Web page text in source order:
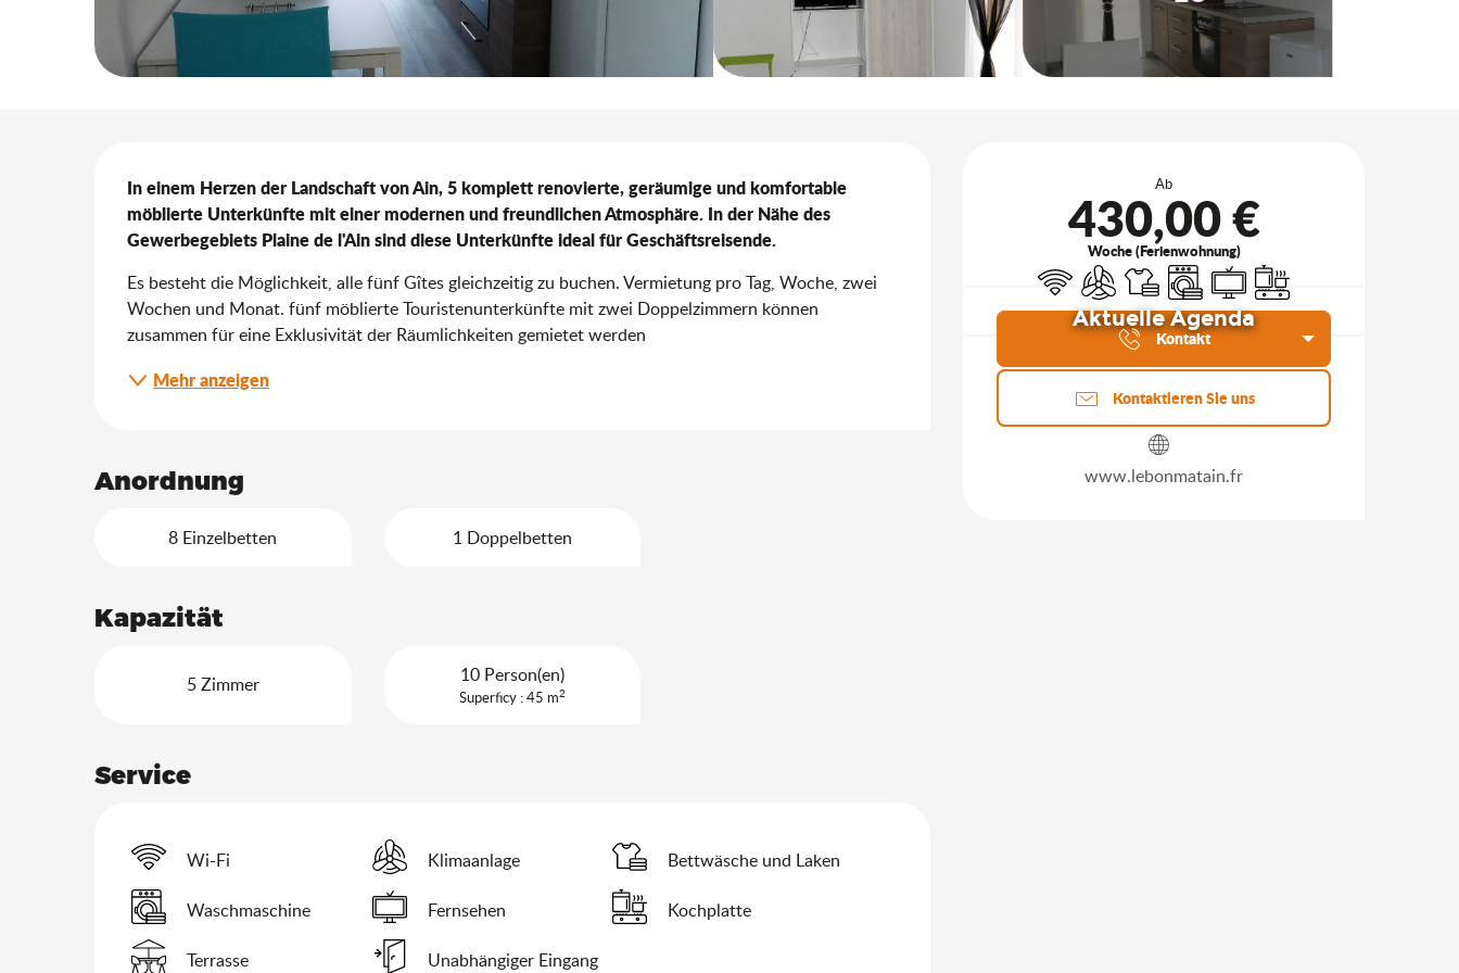
Ab
430,00 €
Woche (Ferienwohnung)
Wi-Fi KlimaanlageBettwäsche und Laken
Waschmaschine
FernsehenKochplatte
Aktuelle Agenda
Kontakt
Kontaktieren Sie uns
www.lebonmatain.fr
In einem Herzen der Landschaft von Ain, 5 komplett renovierte, geräumige und komfortable
möblierte Unterkünfte mit einer modernen und freundlichen Atmosphäre. In der Nähe des
Gewerbegebiets Plaine de l'Ain sind diese Unterkünfte ideal für Geschäftsreisende.
Es besteht die Möglichkeit, alle fünf Gîtes gleichzeitig zu buchen. Vermietung pro Tag, Woche, zwei
Wochen und Monat. fünf möblierte Touristenunterkünfte mit zwei Doppelzimmern können
zusammen für eine Exklusivität der Räumlichkeiten gemietet werden
Mehr anzeigen
Anordnung
8 Einzelbetten 1 Doppelbetten
Kapazität
5 Zimmer 10 Person(en)
Superficy : 45 m2
Service
Wi-Fi Klimaanlage Bettwäsche und Laken
Waschmaschine Fernsehen Kochplatte
Terrasse Unabhängiger Eingang